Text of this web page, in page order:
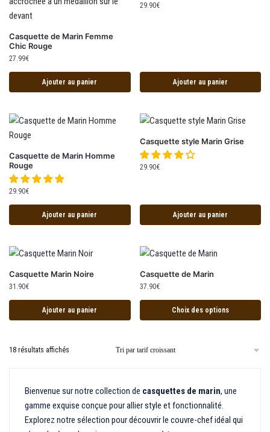
Casquette de Marin Femme
Chic Rouge
27.99€
Ajouter au panier
29.90€
Ajouter au panier
Casquette de Marin Homme
Rouge
29.90€
Ajouter au panier
Casquette style Marin Grise
29.90€
Ajouter au panier
Casquette Marin Noire
31.90€
Ajouter au panier
Casquette de Marin
37.90€
Choix des options
18 résultats affichés
Bienvenue sur notre collection de casquettes de marin, une
gamme exquise conçue pour allier style et fonctionnalité.
Explorez notre sélection pour découvrir le couvre-chef idéal qui